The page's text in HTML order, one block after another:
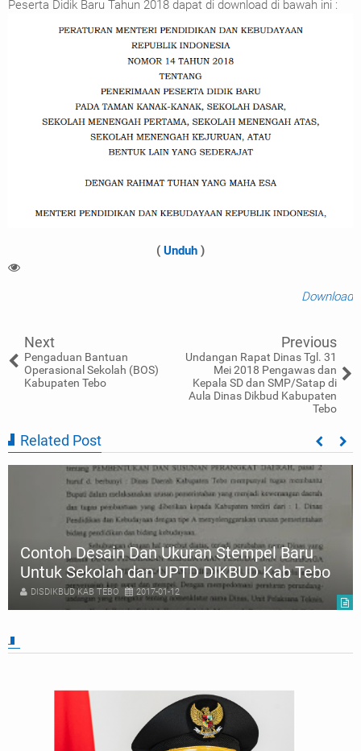
Peserta Didik Baru Tahun 2018 dapat di download di bawah ini :
( Unduh )
Download
Next
Pengaduan Bantuan
Operasional Sekolah (BOS)
Kabupaten Tebo
Previous
Undangan Rapat Dinas Tgl. 31
Mei 2018 Pengawas dan
Kepala SD dan SMP/Satap di
Aula Dinas Dikbud Kabupaten
Tebo
Related Post
Contoh Desain Dan Ukuran Stempel Baru
Untuk Sekolah dan UPTD DIKBUD Kab Tebo
DISDIKBUD KAB TEBO 2017-01-12